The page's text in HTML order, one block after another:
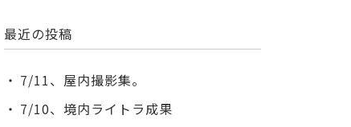
最近の投稿
7/11、屋内撮影集。
7/10、境内ライトラ成果